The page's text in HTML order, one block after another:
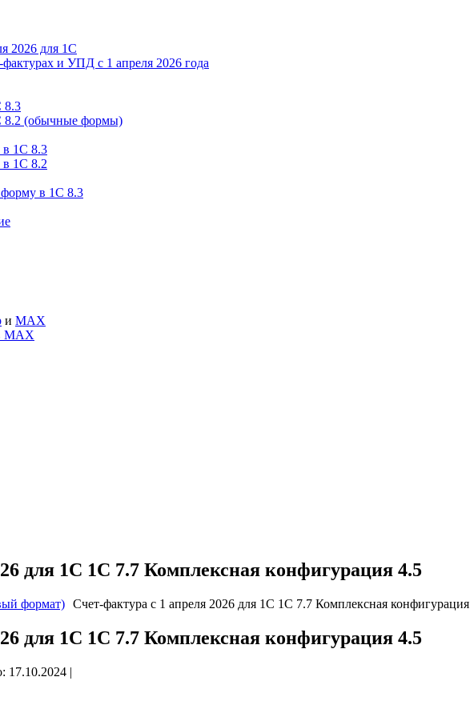
2026 для 1C
и УПД с 1 апреля 2026 года
8.3
8.2 (обычные формы)
в 1С 8.3
в 1С 8.2
в 1С 8.3
и MAX
для 1С 1С 7.7 Комплексная конфигурация 4.5
формат) Счет-фактура с 1 апреля 2026 для 1С 1С 7.7 Комплексная
для 1С 1С 7.7 Комплексная конфигурация 4.5
17.10.2024 |